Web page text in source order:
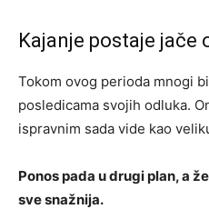
Kajanje postaje jače
Tokom ovog perioda mnogi
posledicama svojih odluka.
ispravnim sada vide kao
Ponos pada u drugi plan, a
sve snažnija.